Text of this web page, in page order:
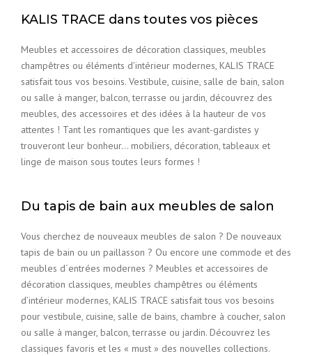
KALIS TRACE dans toutes vos pièces
Meubles et accessoires de décoration classiques, meubles
champêtres ou éléments d’intérieur modernes, KALIS TRACE
satisfait tous vos besoins. Vestibule, cuisine, salle de bain, salon
ou salle à manger, balcon, terrasse ou jardin, découvrez des
meubles, des accessoires et des idées à la hauteur de vos
attentes ! Tant les romantiques que les avant-gardistes y
trouveront leur bonheur… mobiliers, décoration, tableaux et
linge de maison sous toutes leurs formes !
Du tapis de bain aux meubles de salon
Vous cherchez de nouveaux meubles de salon ? De nouveaux
tapis de bain ou un paillasson ? Ou encore une commode et des
meubles d´entrées modernes ? Meubles et accessoires de
décoration classiques, meubles champêtres ou éléments
d’intérieur modernes, KALIS TRACE satisfait tous vos besoins
pour vestibule, cuisine, salle de bains, chambre à coucher, salon
ou salle à manger, balcon, terrasse ou jardin. Découvrez les
classiques favoris et les « must » des nouvelles collections.